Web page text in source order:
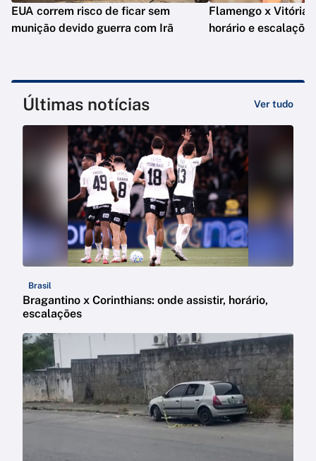
EUA correm risco de ficar sem
munição devido guerra com Irã
Flamengo x Vitória:
horário e escalações
Últimas notícias Ver tudo
Brasil
Bragantino x Corinthians: onde assistir, horário,
escalações